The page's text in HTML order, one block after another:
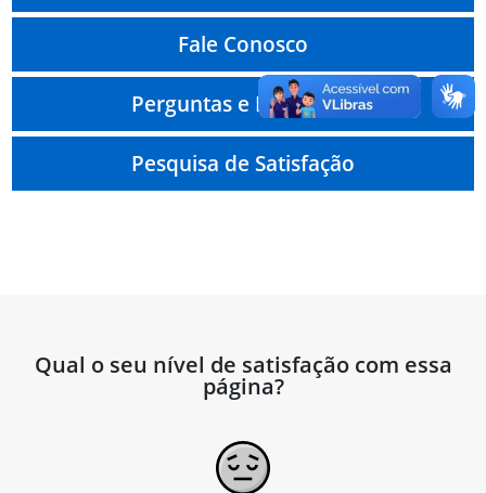
Fale Conosco
Perguntas e Respostas
Pesquisa de Satisfação
Qual o seu nível de satisfação com essa
página?